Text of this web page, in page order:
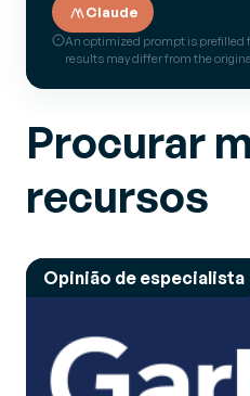
Claude
An optimized prompt is prefilled
results may differ from the
Procurar
recursos
Opinião de especialista